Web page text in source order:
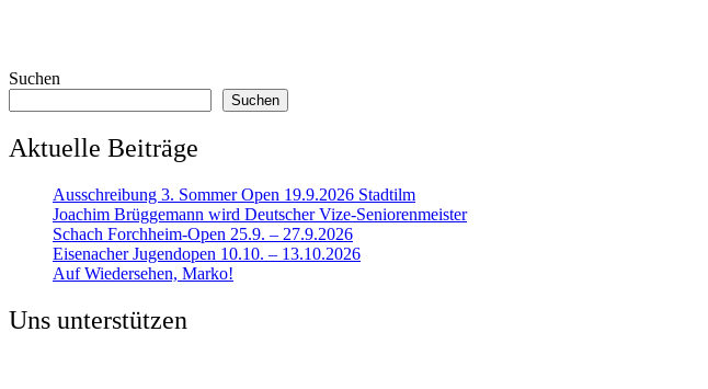
Suchen
Suchen
Aktuelle Beiträge
Ausschreibung 3. Sommer Open 19.9.2026 Stadtilm
Joachim Brüggemann wird Deutscher Vize-Seniorenmeister
Schach Forchheim-Open 25.9. – 27.9.2026
Eisenacher Jugendopen 10.10. – 13.10.2026
Auf Wiedersehen, Marko!
Uns unterstützen